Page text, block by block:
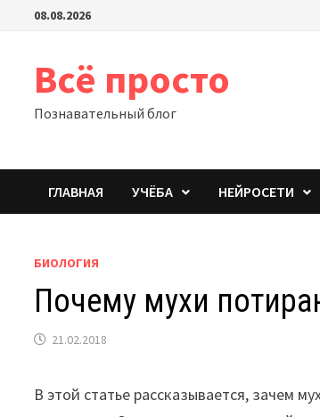
Перейти08.08.2026
Всё просто
Познавательный блог
ГЛАВНАЯ УЧЁБА НЕЙРОСЕТИ
БИОЛОГИЯ
Почему мухи
21.02.2018
В этой статье рассказывается, зачем